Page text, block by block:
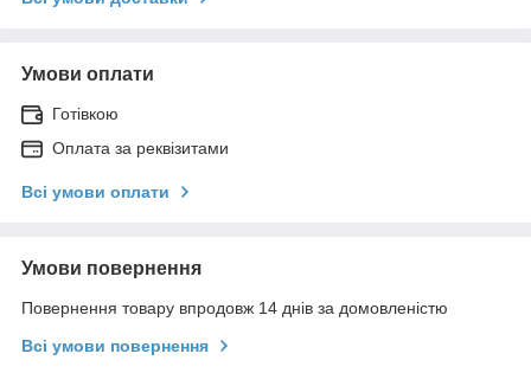
Умови оплати
Готівкою
Оплата за реквізитами
Всі умови оплати
Умови повернення
Повернення товару впродовж 14 днів за домовленістю
Всі умови повернення